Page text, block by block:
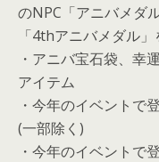
のNPC「アニバメダ
「4thアニバメダル」
・アニバ宝石袋、幸
アイテム
・今年のイベントで
(一部除く)
・今年のイベントで